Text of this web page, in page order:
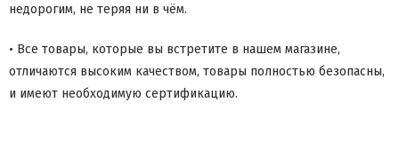
недорогим, не теряя ни в чём.
• Все товары, которые вы встретите в нашем магазине,
отличаются высоким качеством, товары полностью безопасны,
и имеют необходимую сертификацию.